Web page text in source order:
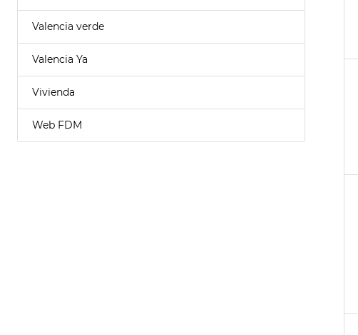
Valencia verde
Valencia Ya
Vivienda
Web FDM